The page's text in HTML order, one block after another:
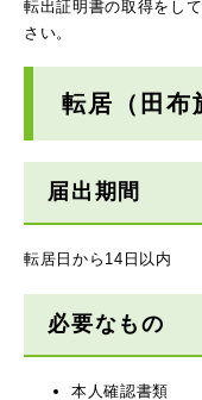
転出証明書の取得をし
さい。
転居 （田
届出期間
転居日から14日以内
必要なもの
本人確認書類